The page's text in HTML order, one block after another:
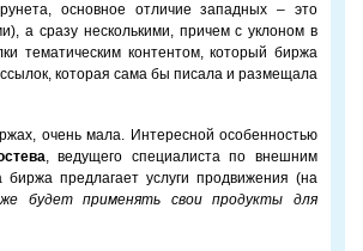
основное отличие западных – это
а сразу несколькими, причем с уклоном в
тематическим контентом, который биржа
которая сама бы писала и размещала
очень мала. Интересной особенностью
, ведущего специалиста по внешним
предлагает услуги продвижения (на
будет применять свои продукты для